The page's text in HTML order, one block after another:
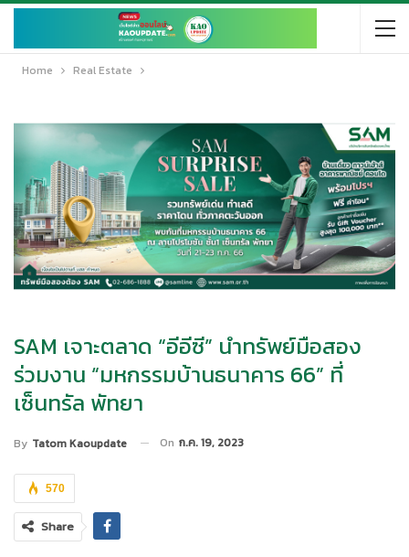
Home Real Estate
SAM เจาะตลาด “อีอีซี” นำทรัพย์มือสอง
ร่วมงาน “มหกรรมบ้านธนาคาร 66” ที่
เซ็นทรัล พัทยา
By Tatom Kaoupdate On ก.ค. 19, 2023
570
Share